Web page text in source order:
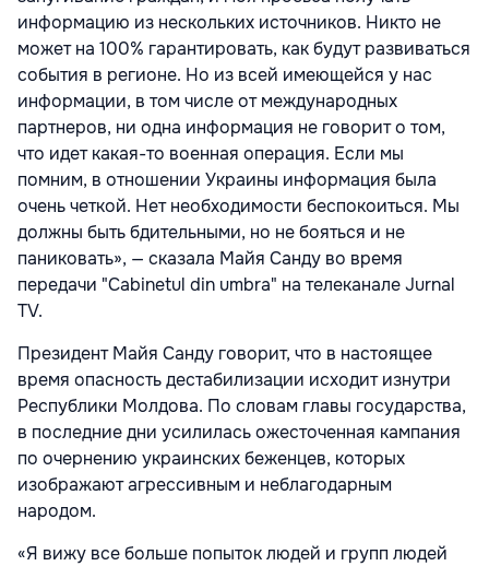
информацию из нескольких источников. Никто не
может на 100% гарантировать, как будут развиваться
события в регионе. Но из всей имеющейся у нас
информации, в том числе от международных
партнеров, ни одна информация не говорит о том,
что идет какая-то военная операция. Если мы
помним, в отношении Украины информация была
очень четкой. Нет необходимости беспокоиться. Мы
должны быть бдительными, но не бояться и не
паниковать», — сказала Майя Санду во время
передачи "Cabinetul din umbra" на телеканале Jurnal
TV.
Президент Майя Санду говорит, что в настоящее
время опасность дестабилизации исходит изнутри
Республики Молдова. По словам главы государства,
в последние дни усилилась ожесточенная кампания
по очернению украинских беженцев, которых
изображают агрессивным и неблагодарным
народом.
«Я вижу все больше попыток людей и групп людей